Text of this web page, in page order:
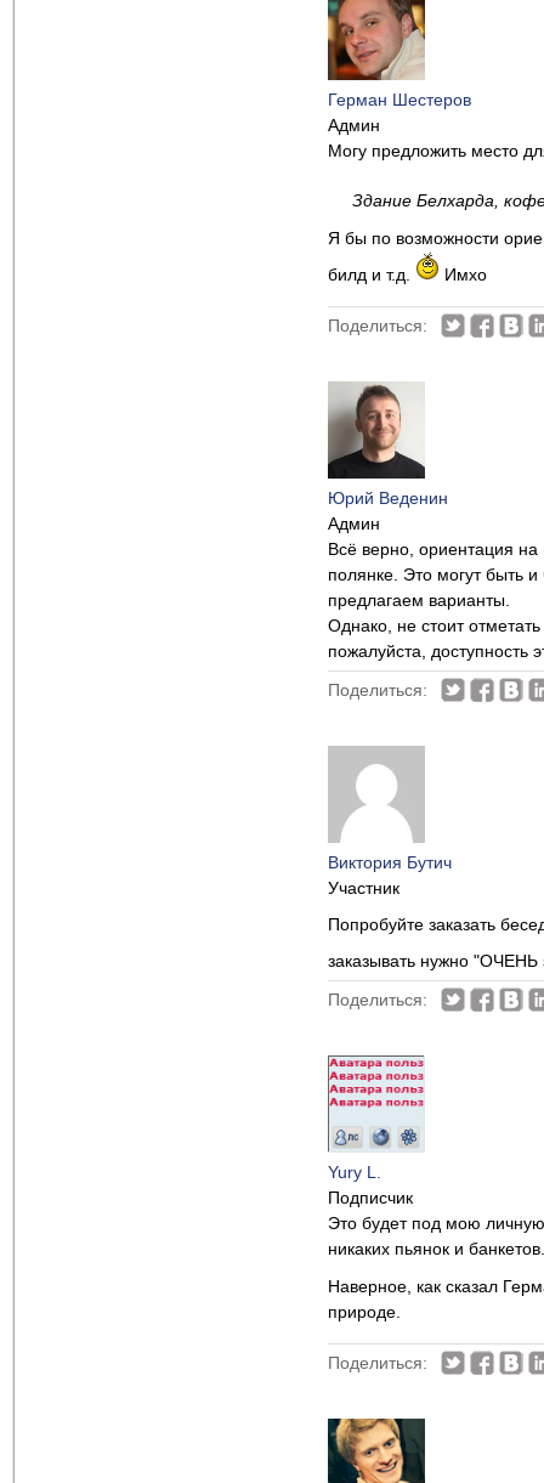
Герман Шестеров
Админ
Могу предложить место
Здание Белхарда,
Я бы по возможности
билд и т.д.
Имхо
Поделиться:
Юрий Веденин
Админ
Всё верно, ориентация
полянке. Это могут быть
предлагаем варианты.
Однако, не стоит
пожалуйста, доступность
Поделиться:
Виктория Бутич
Участник
Попробуйте заказать
заказывать нужно
Поделиться:
Yury L.
Подписчик
Это будет под мою
никаких пьянок и банкетов.
Наверное, как сказал
природе.
Поделиться: